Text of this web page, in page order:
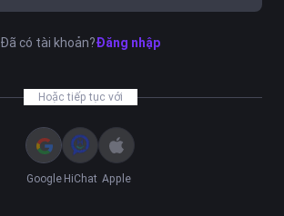
Đã có tài khoản?Đăng nhập
Hoặc tiếp tục với
Google HiChat Apple